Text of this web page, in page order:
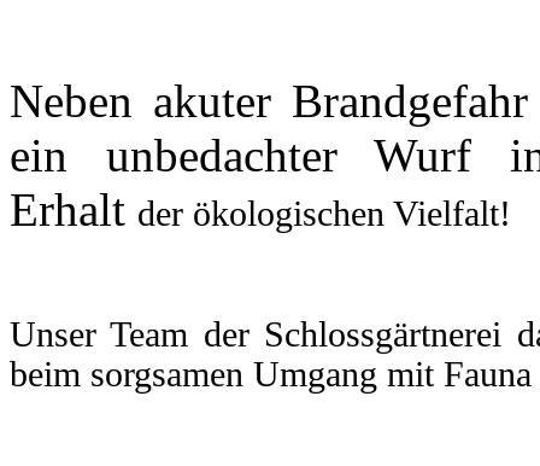
Neben akuter
ein unbedachter Wurf
Erhalt der ökologischen Vielfalt!
Unser Team der Schlossgärtnerei
beim sorgsamen Umgang mit